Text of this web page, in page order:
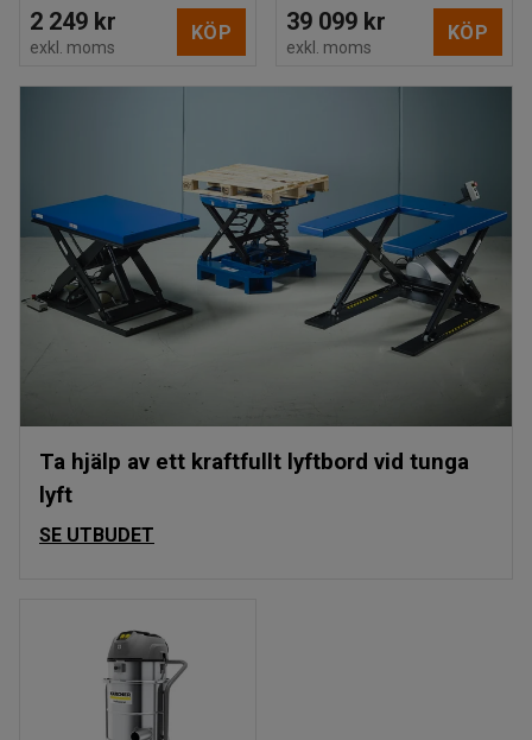
2 249 kr
exkl. moms
KÖP 39 099 kr
exkl. moms
KÖP
Ta hjälp av ett kraftfullt lyftbord vid tunga
lyft
SE UTBUDET